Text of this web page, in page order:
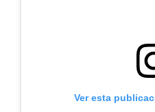
Ver esta